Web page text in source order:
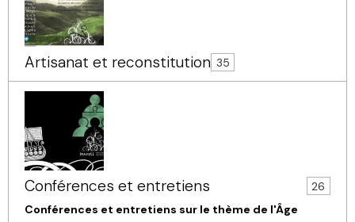
Artisanat et reconstitution 35
Conférences et entretiens
26
Conférences et entretiens sur le thème de l'Âge